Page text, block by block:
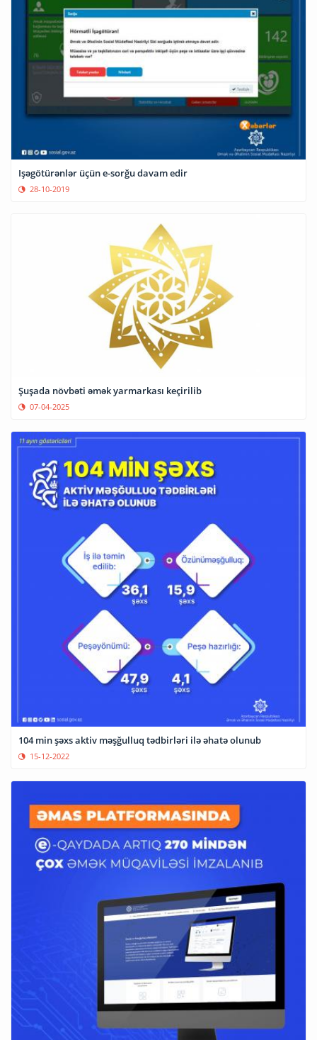
Işəgötürənlər üçün e-sorğu davam edir
28-10-2019
Şuşada növbəti əmək yarmarkası keçirilib
07-04-2025
104 min şəxs aktiv məşğulluq tədbirləri ilə əhatə olunub
15-12-2022